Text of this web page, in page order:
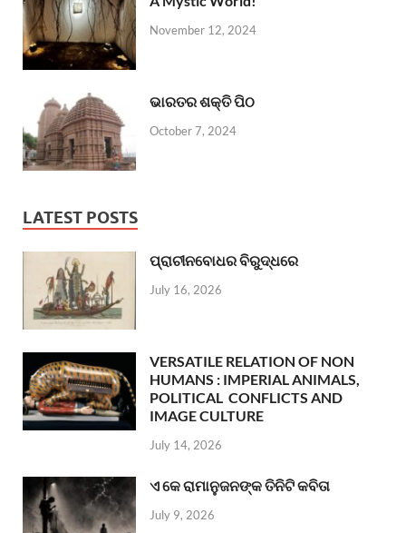
November 12, 2024
ଭାରତର ଶକ୍ତି ପିଠ
October 7, 2024
LATEST POSTS
ପ୍ରାଚୀନବୋଧର ବିରୁଦ୍ଧରେ
July 16, 2026
VERSATILE RELATION OF NON
HUMANS : IMPERIAL ANIMALS,
POLITICAL CONFLICTS AND
IMAGE CULTURE
July 14, 2026
ଏ କେ ରାମାନୁଜନଙ୍କ ତିନିଟି କବିତା
July 9, 2026